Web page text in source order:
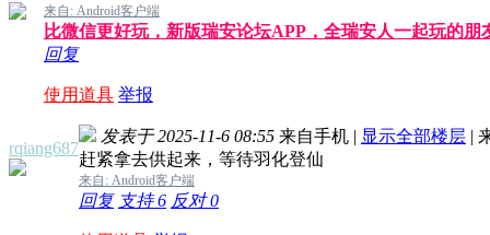
来自: Android客户端
比微信更好玩，新版瑞安论坛APP，全瑞安人一起玩的朋
回复
使用道具 举报
rqiang687
发表于 2025-11-6 08:55 来自手机 | 显示全部楼层 |
赶紧拿去供起来，等待羽化登仙
来自: Android客户端
回复 支持6 反对0